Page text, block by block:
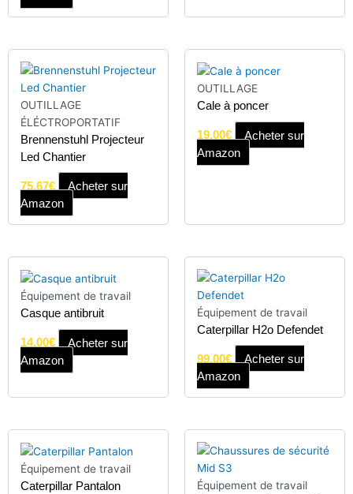
OUTILLAGE
ÉLÉCTROPORTATIF
Brennenstuhl Projecteur
Led Chantier
75.67€
Acheter sur
Amazon
OUTILLAGE
Cale à poncer
19.00€
Acheter sur
Amazon
Équipement de travail
Casque antibruit
14.00€
Acheter sur
Amazon
Équipement de travail
Caterpillar H2o Defendet
99.00€
Acheter sur
Amazon
Équipement de travail
Caterpillar Pantalon Équipement de travail